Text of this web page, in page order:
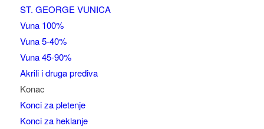
ST. GEORGE VUNICA
Vuna 100%
Vuna 5-40%
Vuna 45-90%
Akrili i druga prediva
Konac
Konci za pletenje
Konci za heklanje